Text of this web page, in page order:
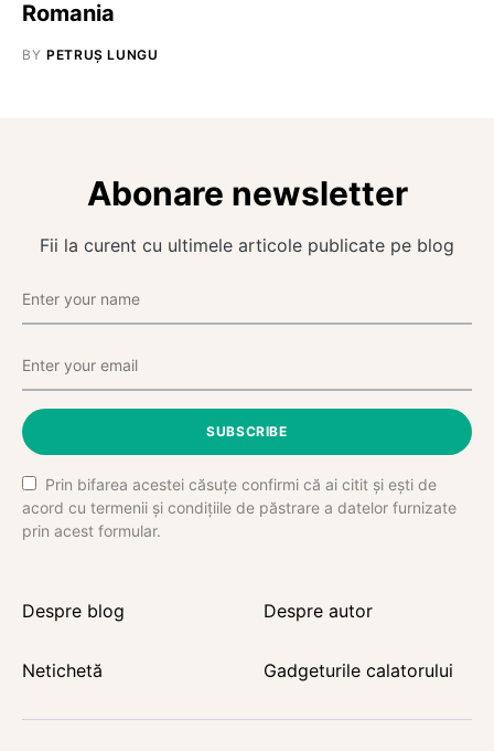
Romania
BY PETRUȘ LUNGU
Abonare newsletter
Fii la curent cu ultimele articole publicate pe blog
SUBSCRIBE
Prin bifarea acestei căsuțe confirmi că ai citit și ești de
acord cu termenii și condițiile de păstrare a datelor furnizate
prin acest formular.
Despre blog Despre autor
Netichetă Gadgeturile calatorului